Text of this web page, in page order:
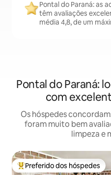
Pontal do Paraná: as
têm avaliações
média 4,8, de um
Pontal do Paraná:
com
Os hóspedes
foram muito bem
limpeza e
Entre os melhores preferidos
Preferido dos hóspedes